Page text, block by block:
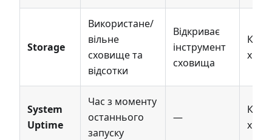
Storage
Використане/
вільне
сховище та
відсотки
Відкриває
інструмент
сховища
System
Uptime
Час з моменту
останнього
запуску
—